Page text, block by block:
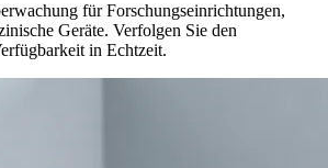
für Forschungseinrichtungen,
Geräte. Verfolgen Sie den
in Echtzeit.